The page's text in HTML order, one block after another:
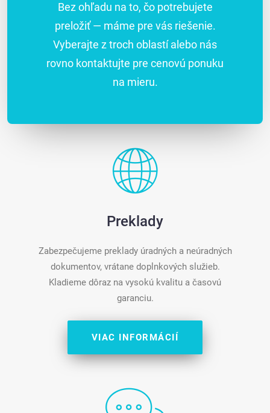
Bez ohľadu na to, čo potrebujete
preložiť — máme pre vás riešenie.
Vyberajte z troch oblastí alebo nás
rovno kontaktujte pre cenovú ponuku
na mieru.
Preklady
Zabezpečujeme preklady úradných a neúradných
dokumentov, vrátane doplnkových služieb.
Kladieme dôraz na vysokú kvalitu a časovú
garanciu.
VIAC INFORMÁCIÍ